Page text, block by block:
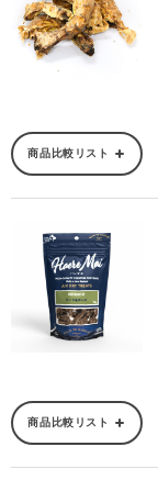
商品比較リスト
商品比較リスト